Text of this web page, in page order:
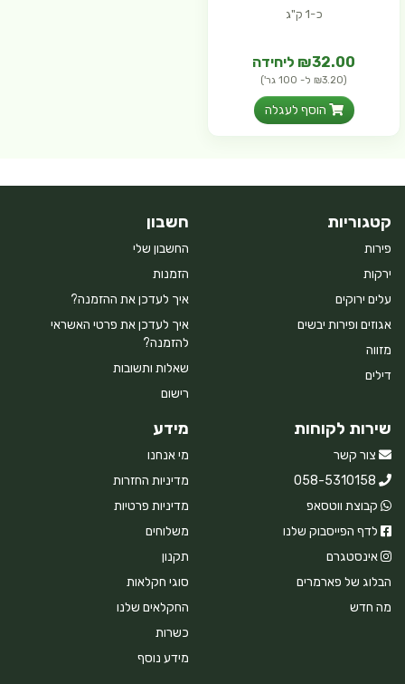
כ-1 ק"ג
₪32.00 ליחידה
(₪3.20 ל- 100 גר')
הוסף לעגלה
קטגוריות
פירות
ירקות
עלים ירוקים
אגוזים ופירות יבשים
מזווה
דילים
חשבון
החשבון שלי
הזמנות
איך לעדכן את ההזמנה?
איך לעדכן את פרטי האשראי
להזמנה?
שאלות ותשובות
רישום
שירות לקוחות
צור קשר
058-5310158
קבוצת ווטסאפ
לדף הפייסבוק שלנו
אינסטגרם
הבלוג של פארמרים
מה חדש
מידע
מי אנחנו
מדיניות החזרות
מדיניות פרטיות
משלוחים
תקנון
סוגי חקלאות
החקלאים שלנו
כשרות
מידע נוסף